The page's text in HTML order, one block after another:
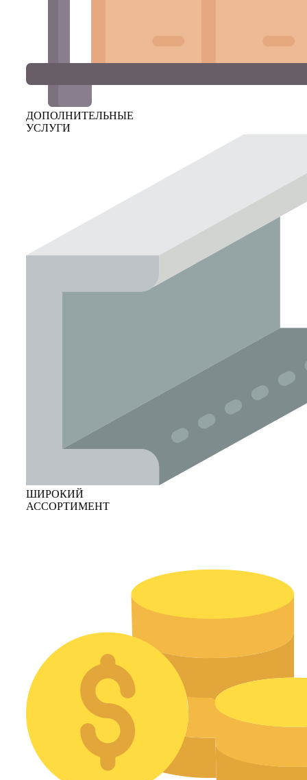
ДОПОЛНИТЕЛЬНЫЕ
УСЛУГИ
ШИРОКИЙ
АССОРТИМЕНТ